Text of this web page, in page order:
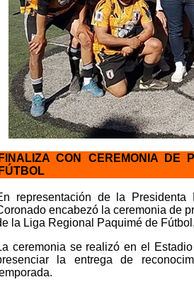
FINALIZA CON CEREMONIA DE
FÚTBOL
representación de la
encabezó la ceremonia de
la Liga Regional Paquimé de
ceremonia se realizó en el
la entrega de